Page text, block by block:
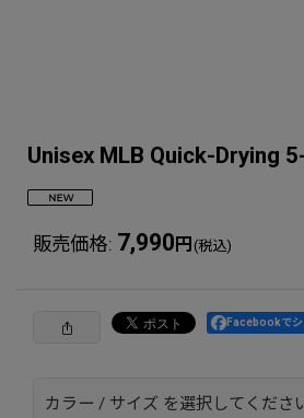
Unisex MLB Quick-Drying
販売価格: 7,990 円 (税込)
Facebookでシ
カラー / サイズ を選択してくださ